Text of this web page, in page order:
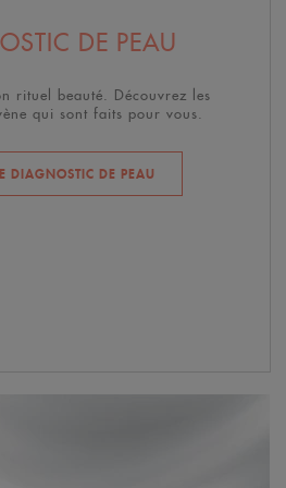
DE PEAU
rituel beauté. Découvrez les
qui sont faits pour vous.
DIAGNOSTIC DE PEAU